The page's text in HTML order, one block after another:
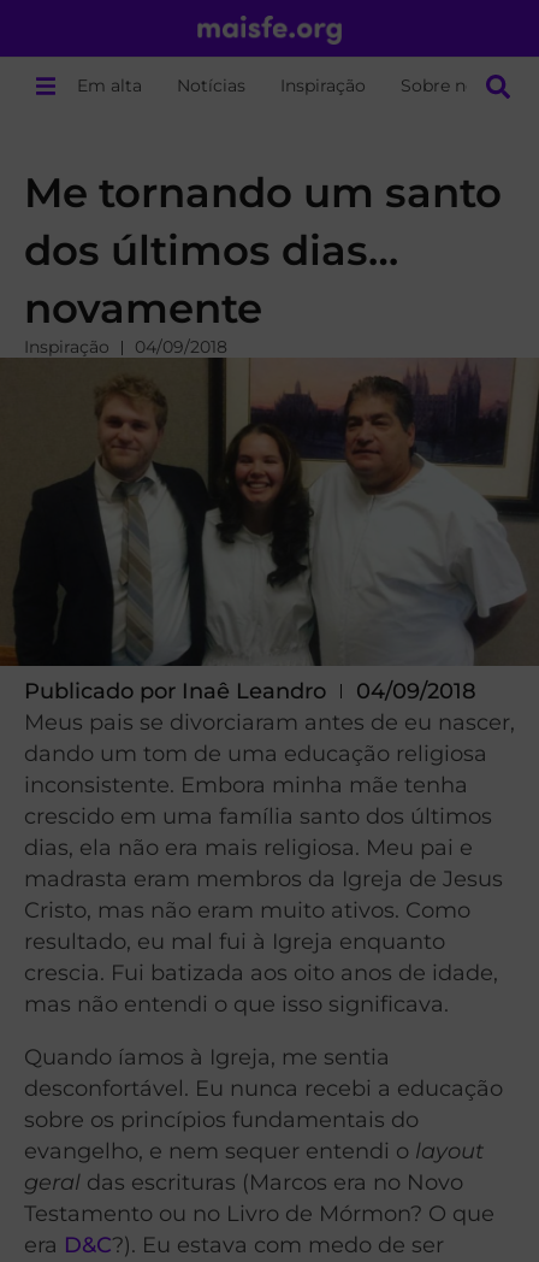
Em alta Notícias Inspiração Sobre nós
Me tornando um santo
dos últimos dias…
novamente
Inspiração 04/09/2018
Publicado por Inaê Leandro
04/09/2018
Meus pais se divorciaram antes de eu nascer,
dando um tom de uma educação religiosa
inconsistente. Embora minha mãe tenha
crescido em uma família santo dos últimos
dias, ela não era mais religiosa. Meu pai e
madrasta eram membros da Igreja de Jesus
Cristo, mas não eram muito ativos. Como
resultado, eu mal fui à Igreja enquanto
crescia. Fui batizada aos oito anos de idade,
mas não entendi o que isso significava.
Quando íamos à Igreja, me sentia
desconfortável. Eu nunca recebi a educação
sobre os princípios fundamentais do
evangelho, e nem sequer entendi o layout
geral das escrituras (Marcos era no Novo
Testamento ou no Livro de Mórmon? O que
era D&C?). Eu estava com medo de ser